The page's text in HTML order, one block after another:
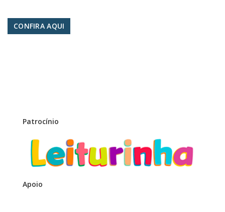
CONFIRA AQUI
Patrocínio
Apoio